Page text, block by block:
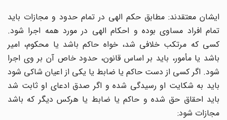
ایشان معتقدند: مطابق حکم الهی در تمام حدود و مجازات باید
تمام افراد مساوی بوده و احکام الهی در مورد همه اجرا شود.
کسی که مرتکب خلافی شد، خواه حاکم باشد یا محکوم، امیر
باشد یا مأمور، باید بر اساس قانون، حدود خاص آن بر وی اجرا
شود. اگر کسی از دست حاکم یا ضابط یا یکی از اعیان شاکی شود
باید به شکایت او رسیدگی شده و اگر صدق ادعای او ثابت شد
باید احقاق حق شده و حاکم یا ضابط یا هرکس دیگر که باشد
مجازات شود: